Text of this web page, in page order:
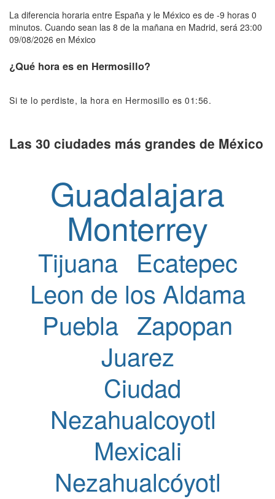
La diferencia horaria entre España y le México es de -9 horas 0
minutos. Cuando sean las 8 de la mañana en Madrid, será 23:00
09/08/2026 en México
¿Qué hora es en Hermosillo?
Si te lo perdiste, la hora en Hermosillo es 01:56.
Las 30 ciudades más grandes de México
Guadalajara
Monterrey
Tijuana Ecatepec
Leon de los Aldama
Puebla Zapopan
Juarez
Ciudad
Nezahualcoyotl
Mexicali
Nezahualcóyotl